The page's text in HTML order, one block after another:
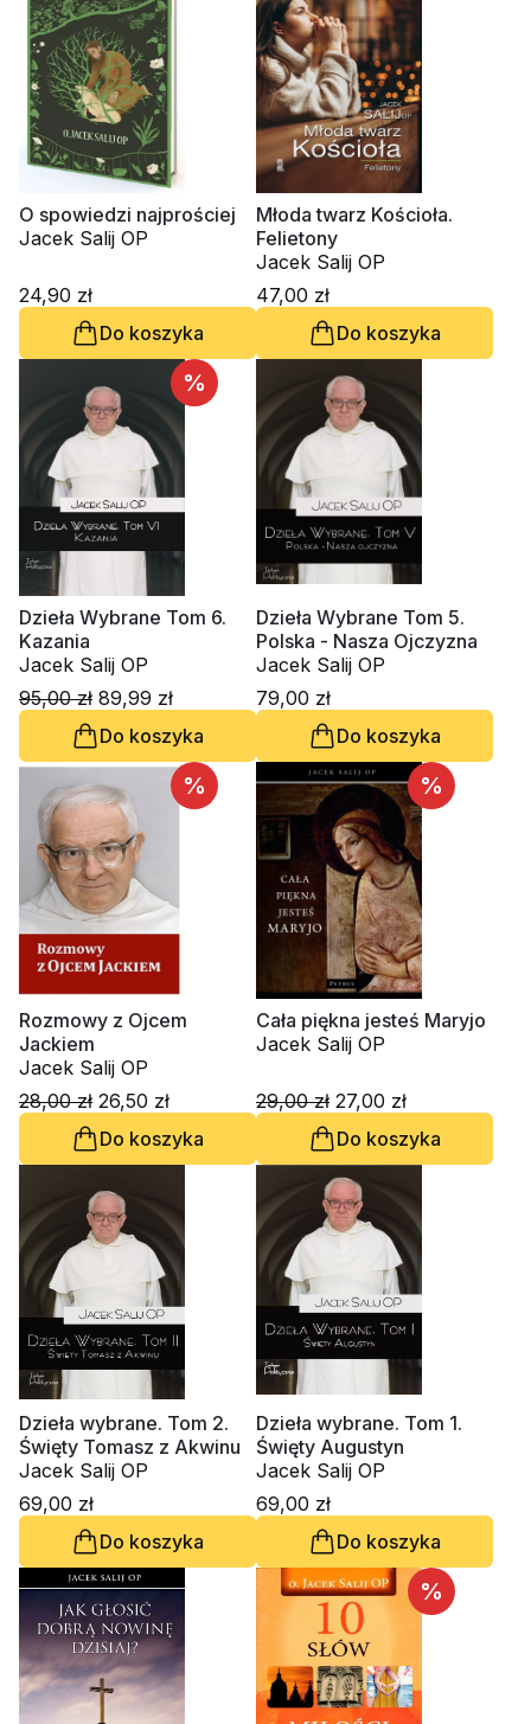
O spowiedzi najprościej
Jacek Salij OP
24,90 zł
Do koszyka
Młoda twarz Kościoła.
Felietony
Jacek Salij OP
47,00 zł
Do koszyka
%
Dzieła Wybrane Tom 6.
Kazania
Jacek Salij OP
95,00 zł 89,99 zł
Do koszyka
Dzieła Wybrane Tom 5.
Polska - Nasza Ojczyzna
Jacek Salij OP
79,00 zł
Do koszyka
%
Rozmowy z Ojcem
Jackiem
Jacek Salij OP
28,00 zł 26,50 zł
Do koszyka
%
Cała piękna jesteś Maryjo
Jacek Salij OP
29,00 zł 27,00 zł
Do koszyka
Dzieła wybrane. Tom 2.
Święty Tomasz z Akwinu
Jacek Salij OP
69,00 zł
Do koszyka
Dzieła wybrane. Tom 1.
Święty Augustyn
Jacek Salij OP
69,00 zł
Do koszyka
%